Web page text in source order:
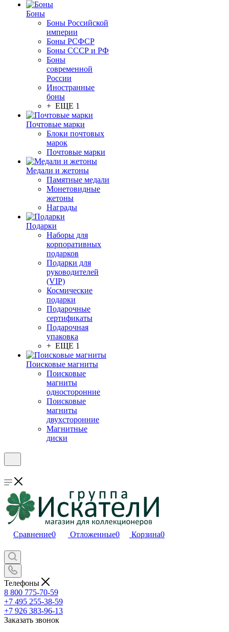
Боны
Боны Российской
империи
Боны РСФСР
Боны СССР и РФ
Боны
современной
России
Иностранные
боны
+ ЕЩЕ 1
Почтовые марки
Блоки почтовых
марок
Почтовые марки
Медали и жетоны
Памятные медали
Монетовидные
жетоны
Награды
Подарки
Наборы для
корпоративных
подарков
Подарки для
руководителей
(VIP)
Космические
подарки
Подарочные
сертификаты
Подарочная
упаковка
+ ЕЩЕ 1
Поисковые магниты
Поисковые
магниты
односторонние
Поисковые
магниты
двухсторонние
Магнитные
диски
Сравнение0 Отложенные0 Корзина0
Телефоны
8 800 775-70-59
+7 495 255-38-59
+7 926 383-96-13
Заказать звонок